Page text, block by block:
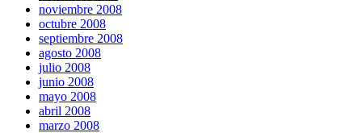
noviembre 2008
octubre 2008
septiembre 2008
agosto 2008
julio 2008
junio 2008
mayo 2008
abril 2008
marzo 2008